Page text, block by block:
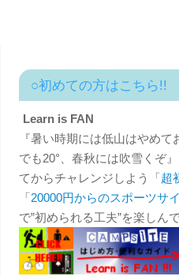
○初めての方はこちら!!
Learn is FAN
『暑い時期には低山はやめて
でも20°、春秋には吹雪くぞ
てからチャレンジしよう「超
「20000円からのスポーツサ
で”初められる工夫”を楽しん